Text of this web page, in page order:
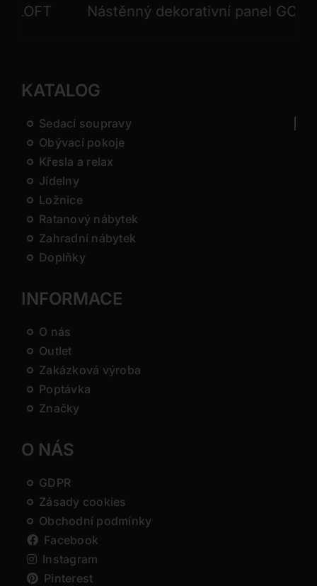
Nástěnný dekorativní panel GONG
KATALOG
Sedací soupravy
Obývací pokoje
Křesla a relax
Jídelny
Ložnice
Ratanový nábytek
Zahradní nábytek
Doplňky
INFORMACE
O nás
Outlet
Zakázková výroba
Poptávka
Značky
O NÁS
GDPR
Zásady cookies
Obchodní podmínky
Facebook
Instagram
Pinterest